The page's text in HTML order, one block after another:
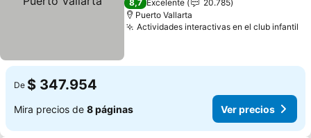
8,7 Excelente
20.785
Puerto Vallarta
Actividades interactivas en el club infantil
De $ 347.954
Mira precios de 8 páginas Ver precios